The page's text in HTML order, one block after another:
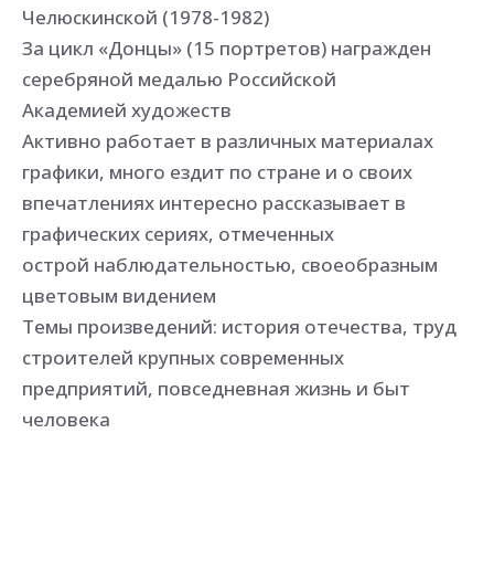
Челюскинской (1978-1982)
За цикл «Донцы» (15 портретов) награжден
серебряной медалью Российской
Академией художеств
Активно работает в различных материалах
графики, много ездит по стране и о своих
впечатлениях интересно рассказывает в
графических сериях, отмеченных
острой наблюдательностью, своеобразным
цветовым видением
Темы произведений: история отечества, труд
строителей крупных современных
предприятий, повседневная жизнь и быт
человека